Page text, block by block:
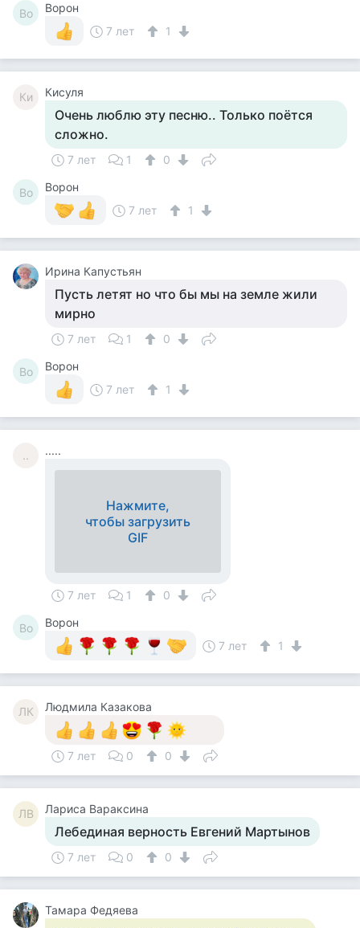
Во
Ворон
7 лет
1
Ки Кисуля
Очень люблю эту песню.. Только поётся
сложно.
7 лет 1 0
Во
Ворон
7 лет
1
Ирина Капустьян
Пусть летят но что бы мы на земле жили
мирно
7 лет 1 0
Во
Ворон
7 лет
1
.. .....
Нажмите,
чтобы загрузить
GIF
7 лет 1 0
Во
Ворон
7 лет
1
ЛК Людмила Казакова
7 лет 0 0
ЛВ Лариса Вараксина
Лебединая верность Евгений Мартынов
7 лет 0 0
Тамара Федяева